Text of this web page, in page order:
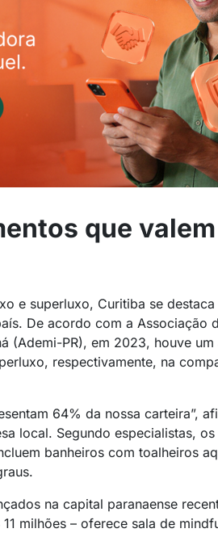
que
e superluxo, Curitiba se
De acordo com a Associação
(Ademi-PR), em 2023, houve
respectivamente, na
64% da nossa carteira”,
local. Segundo especialistas,
banheiros com toalheiros
na capital paranaense
milhões – oferece sala de